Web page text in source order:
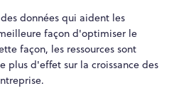
données qui aident les
façon d'optimiser le
façon, les ressources sont
plus d'effet sur la croissance des